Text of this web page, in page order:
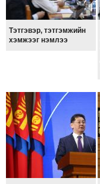
ТОЙРОНД
29
ТОЙРОНД
ЗӨРЧЛИЙН
ХУУЛИЙН
ЭРГЭН
Тэтгэвэр, тэтгэмжийн
хэмжээг нэмлээ